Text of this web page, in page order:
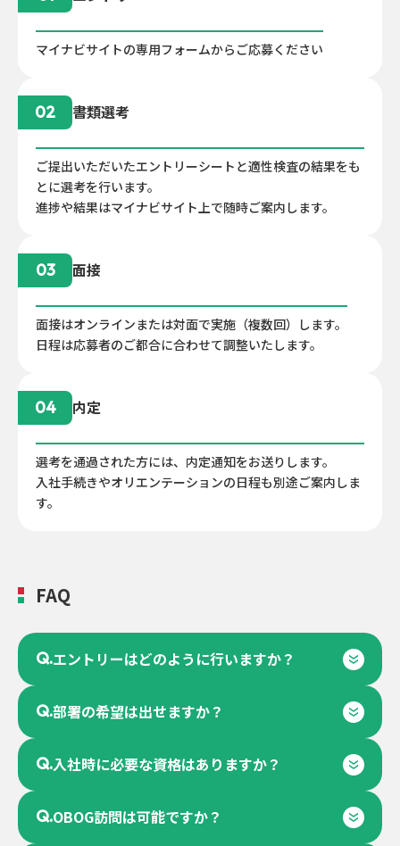
マイナビサイトの専用フォームからご応募ください
02 書類選考
ご提出いただいたエントリーシートと適性検査の結果をも
とに選考を行います。
進捗や結果はマイナビサイト上で随時ご案内します。
03 面接
面接はオンラインまたは対面で実施（複数回）します。
日程は応募者のご都合に合わせて調整いたします。
04 内定
選考を通過された方には、内定通知をお送りします。
入社手続きやオリエンテーションの日程も別途ご案内しま
す。
FAQ
Q.エントリーはどのように行いますか？
Q.部署の希望は出せますか？
Q.入社時に必要な資格はありますか？
Q.OBOG訪問は可能ですか？